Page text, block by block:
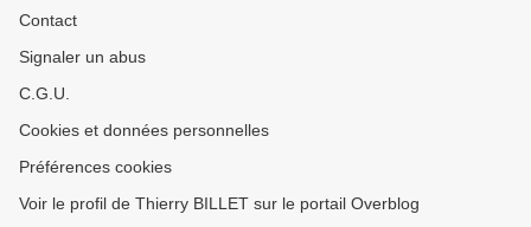
Contact
Signaler un abus
C.G.U.
Cookies et données personnelles
Préférences cookies
Voir le profil de Thierry BILLET sur le portail Overblog